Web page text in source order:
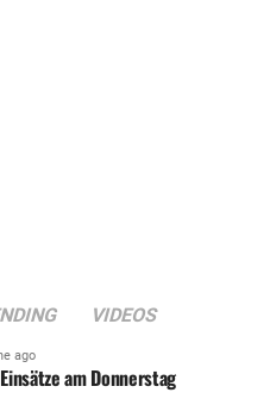
VIDEOS
ago
am Donnerstag